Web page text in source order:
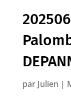
par Julien |